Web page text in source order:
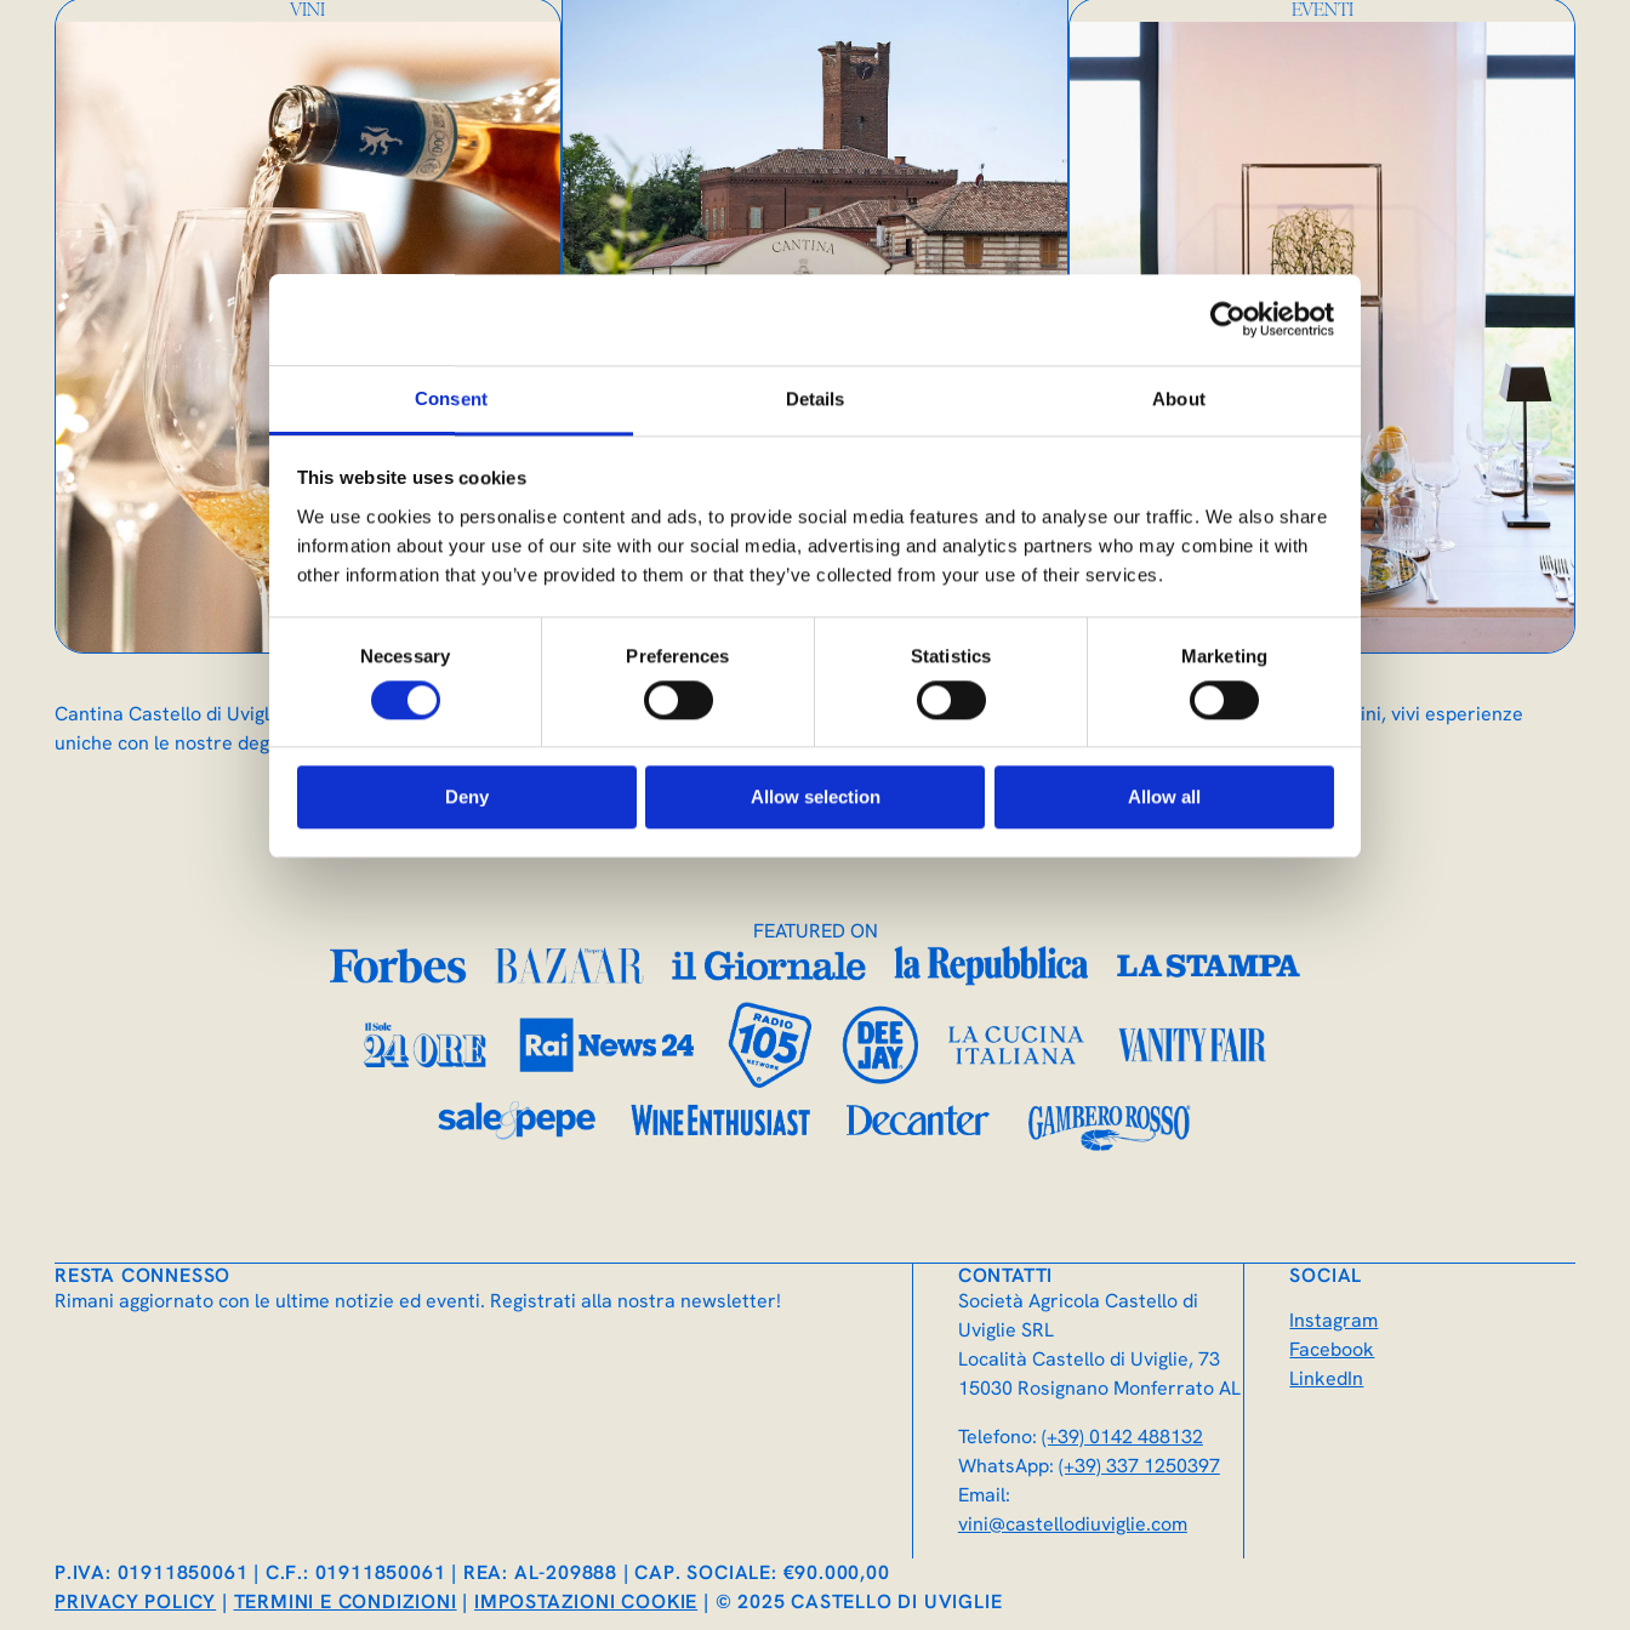
Consent Details About
This website uses cookies
We use cookies to personalise content and ads, to provide social media features and to analyse our traffic. We also share
information about your use of our site with our social media, advertising and analytics partners who may combine it with
other information that you’ve provided to them or that they’ve collected from your use of their services.
Selection
Necessary Preferences Statistics Marketing
Deny Allow selection Allow all
VINI EVENTI
Cantina Castello di Uviglie, dove storicità e innovazione si incontrano per creare un racconto di rinascita e riscoperta in Monferrato. Scopri i nostri vini, vivi esperienze
uniche con le nostre degustazioni e rendi speciale ogni evento in un ambiente suggestivo immerso tra i vigneti dell’antico Cru di Uviglie.
FEATURED ON
RESTA CONNESSO
Rimani aggiornato con le ultime notizie ed eventi. Registrati alla nostra newsletter!
CONTATTI
Società Agricola Castello di
Uviglie SRL
Località Castello di Uviglie, 73
15030 Rosignano Monferrato AL
Telefono: (+39) 0142 488132
WhatsApp: (+39) 337 1250397
Email:
vini@castellodiuviglie.com
SOCIAL
Instagram
Facebook
LinkedIn
P.IVA: 01911850061 | C.F.: 01911850061 | REA: AL-209888 | CAP. SOCIALE: €90.000,00
PRIVACY POLICY | TERMINI E CONDIZIONI | IMPOSTAZIONI COOKIE | © 2025 CASTELLO DI UVIGLIE